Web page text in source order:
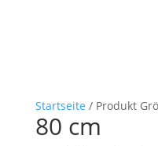
Startseite / Produkt
80 cm